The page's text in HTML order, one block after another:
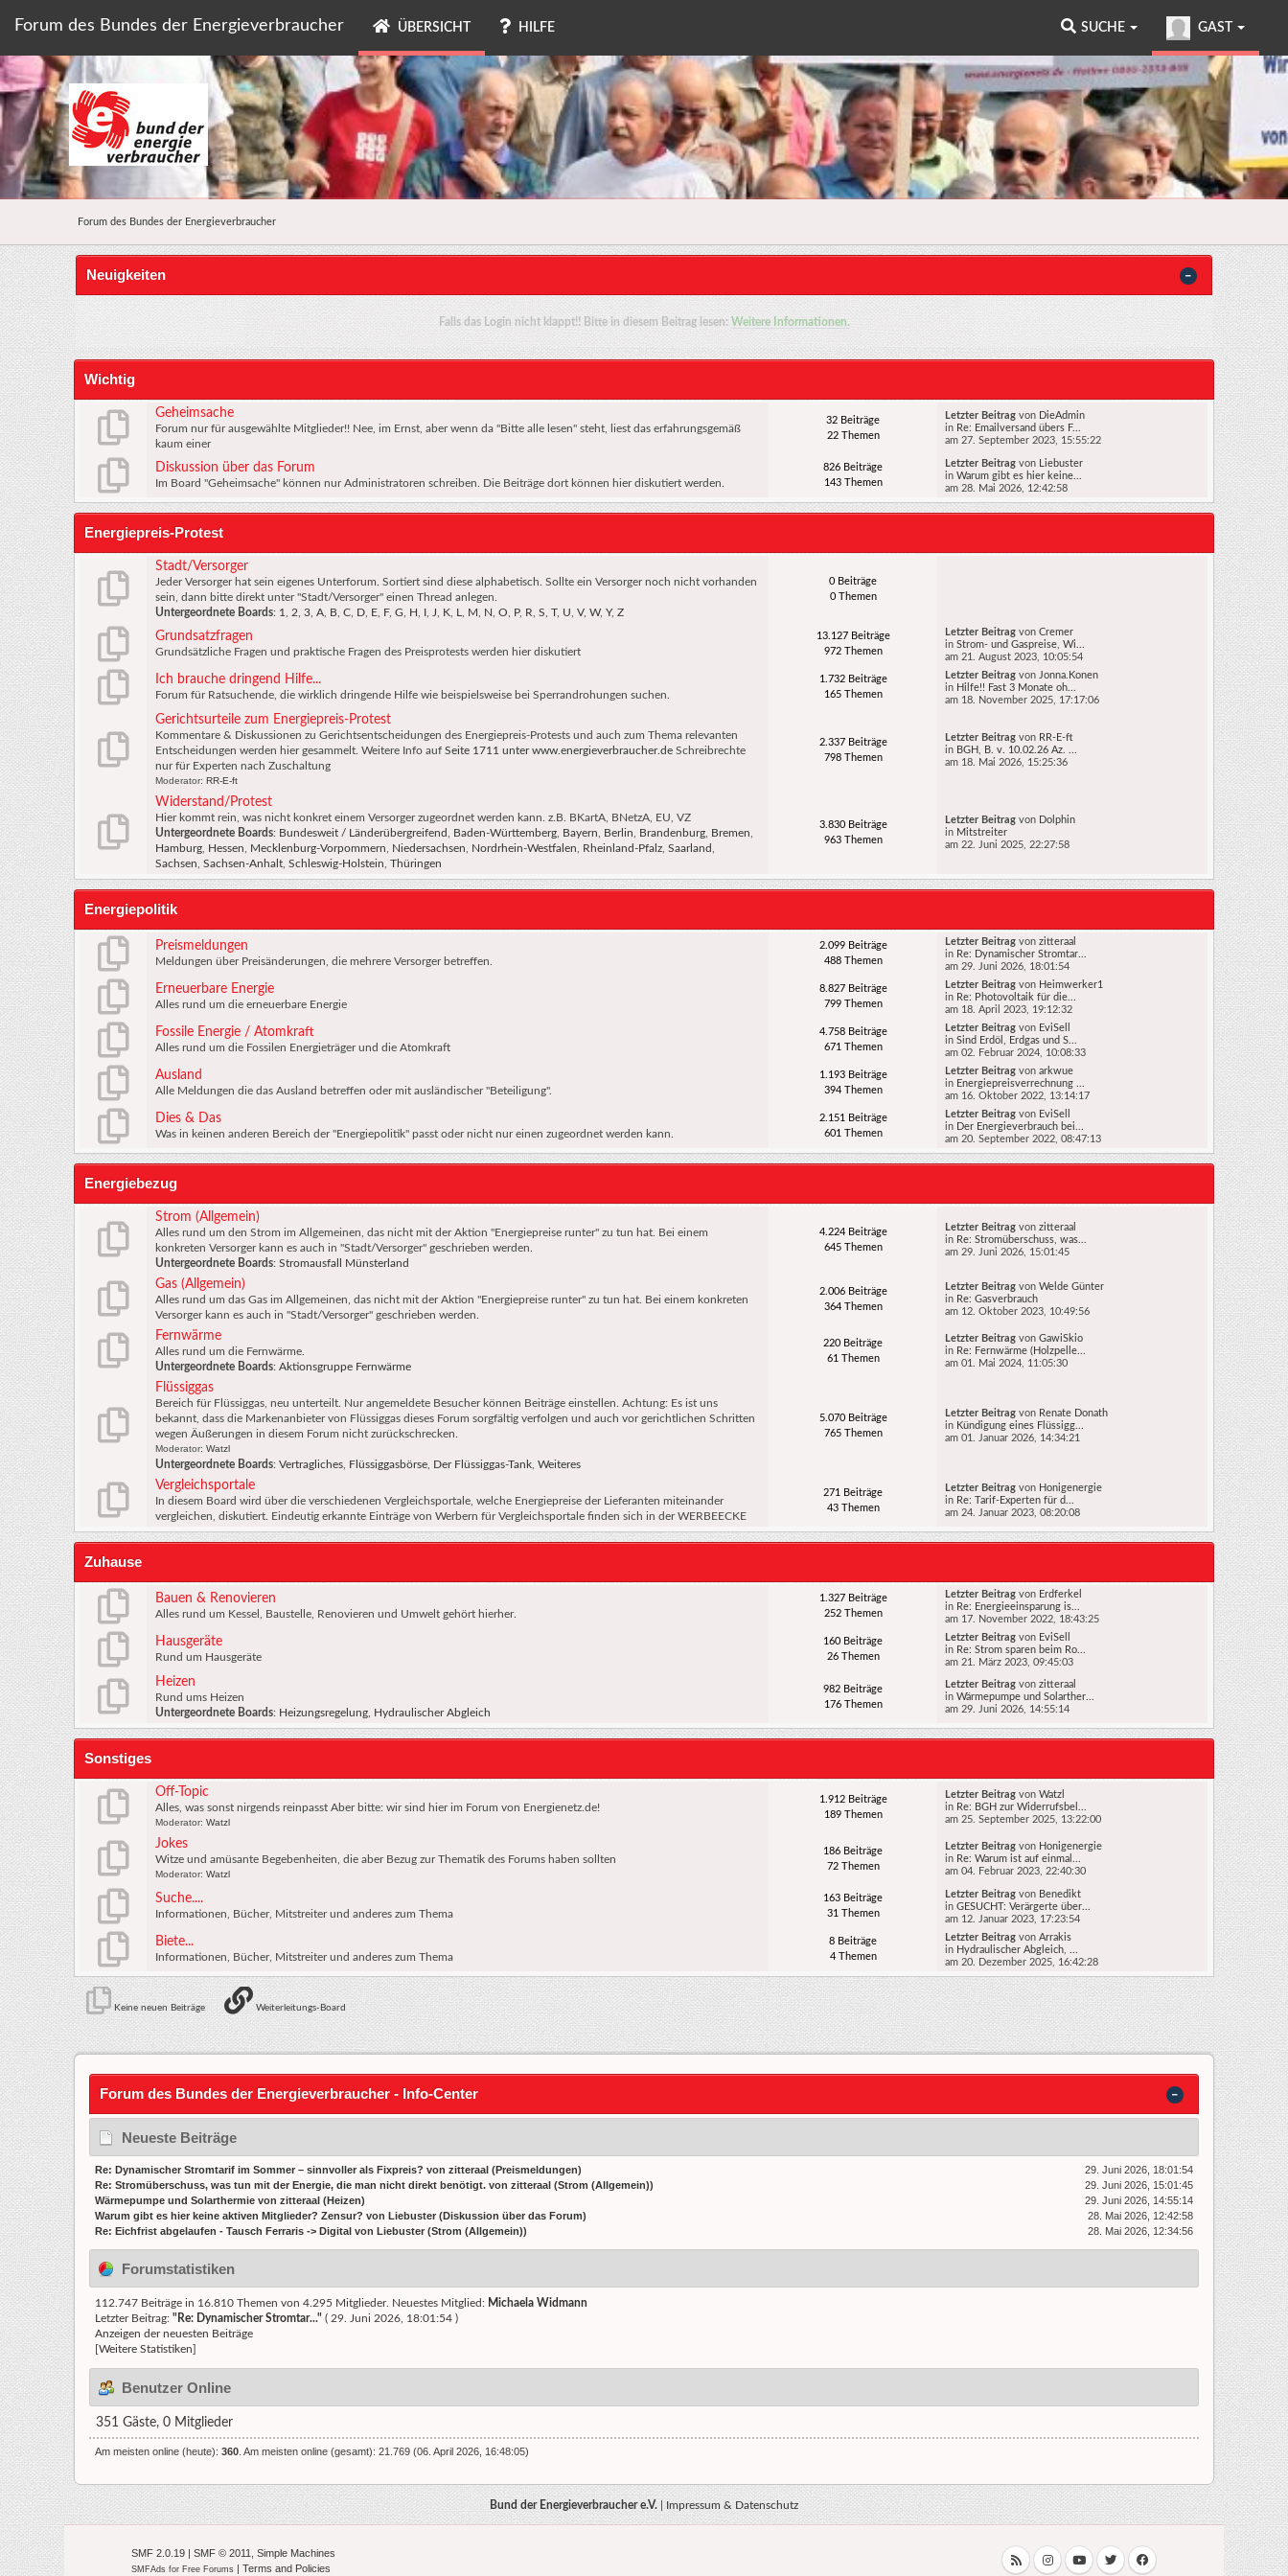
Forum des Bundes der Energieverbraucher ÜBERSICHT HILFE GAST
SUCHE
Forum des Bundes der Energieverbraucher
Neuigkeiten
Falls das Login nicht klappt!! Bitte in diesem Beitrag lesen: Weitere Informationen.
Wichtig
Geheimsache
Forum nur für ausgewählte Mitglieder!! Nee, im Ernst, aber wenn da "Bitte alle lesen" steht, liest das erfahrungsgemäß
kaum einer
32 Beiträge
22 Themen
Letzter Beitragvon DieAdmin
in Re: Emailversand übers F...
am 27. September 2023, 15:55:22
Diskussion über das Forum
Im Board "Geheimsache" können nur Administratoren schreiben. Die Beiträge dort können hier diskutiert werden.
826 Beiträge
143 Themen
Letzter Beitragvon
Liebuster
in Warum gibt es hier keine...
am 28. Mai 2026, 12:42:58
Energiepreis-Protest
Stadt/Versorger
Jeder Versorger hat sein eigenes Unterforum. Sortiert sind diese alphabetisch. Sollte ein Versorger noch nicht vorhanden
sein, dann bitte direkt unter "Stadt/Versorger" einen Thread anlegen.
Untergeordnete Boards: 1 2 3, A, B C, D, E, F, G H I, J K, L M N O P, R S T, U V, W, Y, Z
0 Beiträge
0 Themen
Grundsatzfragen
Grundsätzliche Fragen und praktische Fragen des Preisprotests werden hier diskutiert
13.127 Beiträge
972 Themen
Letzter Beitragvon Cremer
in Strom- und Gaspreise, Wi...
am 21. August 2023, 10:05:54
Ich brauche dringend Hilfe...
Forum für Ratsuchende, die wirklich dringende Hilfe wie beispielsweise bei Sperrandrohungen suchen.
1.732 Beiträge
165 Themen
Letzter Beitragvon Jonna.Konen
in Hilfe!! Fast 3 Monate oh...
am 18. November 2025, 17:17:06
Gerichtsurteile zum Energiepreis-Protest
Kommentare & Diskussionen zu Gerichtsentscheidungen des Energiepreis-Protests und auch zum Thema relevanten
Entscheidungen werden hier gesammelt. Weitere Info auf Seite 1711 unter www.energieverbraucher.deSchreibrechte
nur für Experten nach Zuschaltung
Moderator: RR-E-ft
2.337 Beiträge
798 Themen
Letzter Beitragvon RR-E-ft
in BGH, B. v. 10.02.26 Az. ...
am 18. Mai 2026, 15:25:36
Widerstand/Protest
Hier kommt rein, was nicht konkret einem Versorger zugeordnet werden kann. z.B. BKartA, BNetzA, EU, VZ
Untergeordnete Boards: Bundesweit / Länderübergreifend Baden-Württemberg, Bayern Berlin Brandenburg, Bremen
Hamburg, Hessen Mecklenburg-Vorpommern Niedersachsen Nordrhein-Westfalen Rheinland-Pfalz, Saarland
Sachsen Sachsen-Anhalt, Schleswig-Holstein Thüringen
3.830 Beiträge
963 Themen
Letzter Beitragvon Dolphin
in Mitstreiter
am 22. Juni 2025, 22:27:58
Energiepolitik
Preismeldungen
Meldungen über Preisänderungen, die mehrere Versorger betreffen.
2.099 Beiträge
488 Themen
Letzter Beitragvon zitteraal
in Re: Dynamischer Stromtar...
am 29. Juni 2026, 18:01:54
Erneuerbare Energie
Alles rund um die erneuerbare Energie
8.827 Beiträge
799 Themen
Letzter Beitragvon Heimwerker1
in Re: Photovoltaik für die...
am 18. April 2023, 19:12:32
Fossile Energie / Atomkraft
Alles rund um die Fossilen Energieträger und die Atomkraft
4.758 Beiträge
671 Themen
Letzter Beitragvon EviSell
in Sind Erdöl, Erdgas und S...
am 02. Februar 2024, 10:08:33
Ausland
Alle Meldungen die das Ausland betreffen oder mit ausländischer "Beteiligung".
1.193 Beiträge
394 Themen
Letzter Beitragvon arkwue
in Energiepreisverrechnung ...
am 16. Oktober 2022, 13:14:17
Dies & Das
Was in keinen anderen Bereich der "Energiepolitik" passt oder nicht nur einen zugeordnet werden kann.
2.151 Beiträge
601 Themen
Letzter Beitragvon EviSell
in Der Energieverbrauch bei...
am 20. September 2022, 08:47:13
Energiebezug
Strom (Allgemein)
Alles rund um den Strom im Allgemeinen, das nicht mit der Aktion "Energiepreise runter" zu tun hat. Bei einem
konkreten Versorger kann es auch in "Stadt/Versorger" geschrieben werden.
Untergeordnete Boards: Stromausfall Münsterland
4.224 Beiträge
645 Themen
Letzter Beitragvon zitteraal
in Re: Stromüberschuss, was...
am 29. Juni 2026, 15:01:45
Gas (Allgemein)
Alles rund um das Gas im Allgemeinen, das nicht mit der Aktion "Energiepreise runter" zu tun hat. Bei einem konkreten
Versorger kann es auch in "Stadt/Versorger" geschrieben werden.
2.006 Beiträge
364 Themen
Letzter Beitragvon Welde Günter
in Re: Gasverbrauch
am 12. Oktober 2023, 10:49:56
Fernwärme
Alles rund um die Fernwärme.
Untergeordnete Boards: Aktionsgruppe Fernwärme
220 Beiträge
61 Themen
Letzter Beitragvon GawiSkio
in Re: Fernwärme (Holzpelle...
am 01. Mai 2024, 11:05:30
Flüssiggas
Bereich für Flüssiggas, neu unterteilt. Nur angemeldete Besucher können Beiträge einstellen. Achtung: Es ist uns
bekannt, dass die Markenanbieter von Flüssiggas dieses Forum sorgfältig verfolgen und auch vor gerichtlichen Schritten
wegen Äußerungen in diesem Forum nicht zurückschrecken.
Moderator: Watzl
Untergeordnete Boards: Vertragliches, Flüssiggasbörse, Der Flüssiggas-Tank, Weiteres
5.070 Beiträge
765 Themen
Letzter Beitragvon Renate Donath
in Kündigung eines Flüssigg...
am 01. Januar 2026, 14:34:21
Vergleichsportale
In diesem Board wird über die verschiedenen Vergleichsportale, welche Energiepreise der Lieferanten miteinander
vergleichen, diskutiert. Eindeutig erkannte Einträge von Werbern für Vergleichsportale finden sich in der WERBEECKE
271 Beiträge
43 Themen
Letzter Beitragvon Honigenergie
in Re: Tarif-Experten für d...
am 24. Januar 2023, 08:20:08
Zuhause
Bauen & Renovieren
Alles rund um Kessel, Baustelle, Renovieren und Umwelt gehört hierher.
1.327 Beiträge
252 Themen
Letzter Beitragvon Erdferkel
in Re: Energieeinsparung is...
am 17. November 2022, 18:43:25
Hausgeräte
Rund um Hausgeräte
160 Beiträge
26 Themen
Letzter Beitragvon EviSell
in Re: Strom sparen beim Ro...
am 21. März 2023, 09:45:03
Heizen
Rund ums Heizen
Untergeordnete Boards: Heizungsregelung, Hydraulischer Abgleich
982 Beiträge
176 Themen
Letzter Beitragvon zitteraal
in Wärmepumpe und Solarther...
am 29. Juni 2026, 14:55:14
Sonstiges
Off-Topic
Alles, was sonst nirgends reinpasst Aber bitte: wir sind hier im Forum von Energienetz.de!
Moderator: Watzl
1.912 Beiträge
189 Themen
Letzter Beitragvon Watzl
in Re: BGH zur Widerrufsbel...
am 25. September 2025, 13:22:00
Jokes
Witze und amüsante Begebenheiten, die aber Bezug zur Thematik des Forums haben sollten
Moderator: Watzl
186 Beiträge
72 Themen
Letzter Beitragvon Honigenergie
in Re: Warum ist auf einmal...
am 04. Februar 2023, 22:40:30
Suche....
Informationen, Bücher, Mitstreiter und anderes zum Thema
163 Beiträge
31 Themen
Letzter Beitragvon Benedikt
in GESUCHT: Verärgerte über...
am 12. Januar 2023, 17:23:54
Biete...
Informationen, Bücher, Mitstreiter und anderes zum Thema
8 Beiträge
4 Themen
Letzter Beitragvon Arrakis
in Hydraulischer Abgleich, ...
am 20. Dezember 2025, 16:42:28
Keine neuen Beiträge Weiterleitungs-Board
Forum des Bundes der Energieverbraucher - Info-Center
Neueste Beiträge
Re: Dynamischer Stromtarif im Sommer – sinnvoller als Fixpreis? von zitteraal (Preismeldungen)
29. Juni 2026, 18:01:54
Re: Stromüberschuss, was tun mit der Energie, die man nicht direkt benötigt.von zitteraal (Strom (Allgemein))
29. Juni 2026, 15:01:45
Wärmepumpe und Solarthermievon zitteraal (Heizen)
29. Juni 2026, 14:55:14
Warum gibt es hier keine aktiven Mitglieder? Zensur? von Liebuster(Diskussion über das Forum)
28. Mai 2026, 12:42:58
Re: Eichfrist abgelaufen - Tausch Ferraris -> Digital von Liebuster(Strom (Allgemein)) 28. Mai 2026, 12:34:56
Forumstatistiken
112.747 Beiträge in 16.810 Themen von 4.295 Mitglieder. Neuestes Mitglied: Michaela Widmann
Letzter Beitrag:" Re: Dynamischer Stromtar..." ( 29. Juni 2026, 18:01:54 )
Anzeigen der neuesten Beiträge
[Weitere Statistiken]
Benutzer Online
351 Gäste, 0 Mitglieder
Am meisten online (heute): 360. Am meisten online (gesamt): 21.769 (06. April 2026, 16:48:05)
Bund der Energieverbraucher e.V. Impressum & Datenschutz
SMF 2.0.19| SMF © 2011 Simple Machines
SMFAds for Free Forums | Terms and Policies